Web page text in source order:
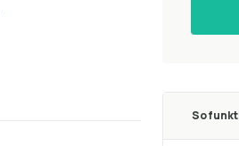
So